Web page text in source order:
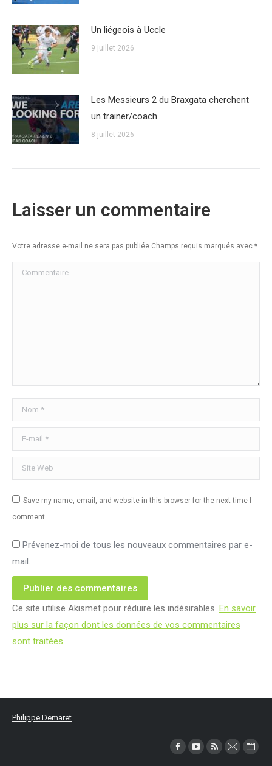
Un liégeois à Uccle
9 juillet 2026
Les Messieurs 2 du Braxgata cherchent
un trainer/coach
8 juillet 2026
Laisser un commentaire
Votre adresse e-mail ne sera pas publiée Champs requis marqués avec *
Commentaire
Nom *
E-mail *
Site Web
Save my name, email, and website in this browser for the next time I
comment.
Prévenez-moi de tous les nouveaux commentaires par e-
mail.
Publier des commentaires
Ce site utilise Akismet pour réduire les indésirables. En savoir
plus sur la façon dont les données de vos commentaires
sont traitées.
Philippe Demaret
Facebook
YouTubeRSS Mail Site